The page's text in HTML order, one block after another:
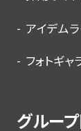
アイデム
フォトギャ
グルー